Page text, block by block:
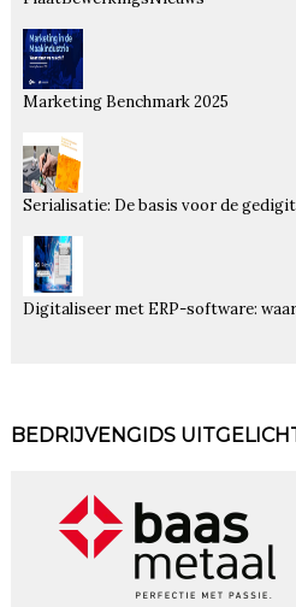
Marketing Benchmark 2025
Serialisatie: De basis voor de
Digitaliseer met ERP-software:
BEDRIJVENGIDS